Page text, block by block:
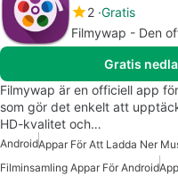
2 Gratis
Filmywap - Den
Gratis
Filmywap är en officiell app
som gör det enkelt att
HD-kvalitet och…
Android
Filminsamling Appar För Android